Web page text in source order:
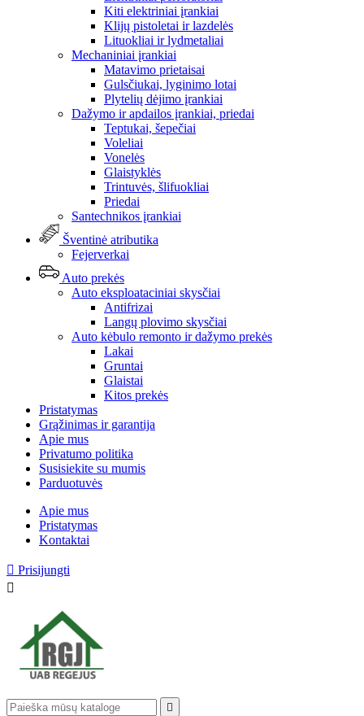
Kiti elektriniai įrankiai
Klijų pistoletai ir lazdelės
Lituokliai ir lydmetaliai
Mechaniniai įrankiai
Matavimo prietaisai
Gulsčiukai, lyginimo lotai
Plytelių dėjimo įrankiai
Dažymo ir apdailos įrankiai, priedai
Teptukai, šepečiai
Voleliai
Vonelės
Glaistyklės
Trintuvės, šlifuokliai
Priedai
Santechnikos įrankiai
Šventinė atributika
Fejerverkai
Auto prekės
Auto eksploataciniai skysčiai
Antifrizai
Langų plovimo skysčiai
Auto kėbulo remonto ir dažymo prekės
Lakai
Gruntai
Glaistai
Kitos prekės
Pristatymas
Grąžinimas ir garantija
Apie mus
Privatumo politika
Susisiekite su mumis
Parduotuvės
Apie mus
Pristatymas
Kontaktai
 Prisijungti

